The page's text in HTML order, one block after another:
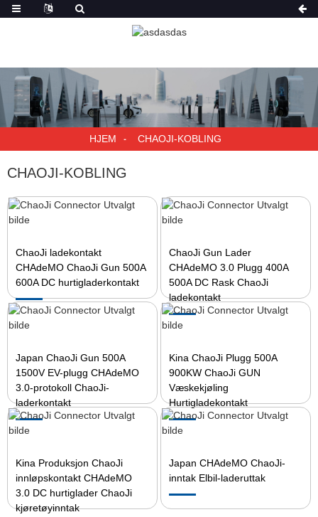
HJEM CHAOJI-KOBLING
CHAOJI-KOBLING
ChaoJi ladekontakt
CHAdeMO ChaoJi Gun 500A
600A DC hurtigladerkontakt
ChaoJi Gun Lader
CHAdeMO 3.0 Plugg 400A
500A DC Rask ChaoJi
ladekontakt
Japan ChaoJi Gun 500A
1500V EV-plugg CHAdeMO
3.0-protokoll ChaoJi-
laderkontakt
Kina ChaoJi Plugg 500A
900KW ChaoJi GUN
Væskekjøling
Hurtigladekontakt
Kina Produksjon ChaoJi
innløpskontakt CHAdeMO
3.0 DC hurtiglader ChaoJi
kjøretøyinntak
Japan CHAdeMO ChaoJi-
inntak Elbil-laderuttak